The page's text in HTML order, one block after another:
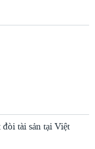
tài sản tại Việt